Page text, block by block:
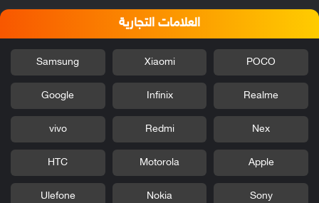
العلامات التجارية
POCO
Xiaomi
Samsung
Realme
Infinix
Google
Nex
Redmi
vivo
Apple
Motorola
HTC
Sony
Nokia
Ulefone